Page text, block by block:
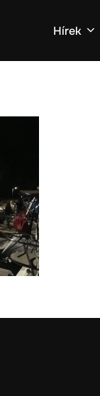
Hírek